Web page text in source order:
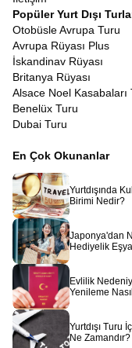
tatiliniz boyunca o
hesabı yapmanızı değil,
masraflar yok, sadece
Güney Amerika
Güney Amerika
kıtanın meşhur
festival dönemlerine
Amerika Festivalleri
hazırlıklarına şahit
sokaklarda görebilir
bile, Latin Amerika
müzisyenleri, dansçılar
sıradan bir günü bile bir
programımızı, bu
zamanlara göre
Avrupa Rüyası
yaşanması gereken bir
dalgalarından
serinliğinden
saniyesi dolu dolu
bastığınızda,
Popüler Yurt Dışı
Otobüsle Avrupa Turu
Avrupa Rüyası Plus
İskandinav Rüyası
Britanya Rüyası
Alsace Noel Kasabaları
Benelüx Turu
Dubai Turu
En Çok Okunanlar
Yurtdışında
Birimi Nedir?
Japonya'dan
Hediyelik
Evlilik
Yenileme
Yurtdışı Turu
Ne Zamandır?